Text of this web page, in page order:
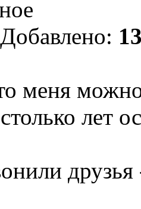
Добавлено:
меня
лет